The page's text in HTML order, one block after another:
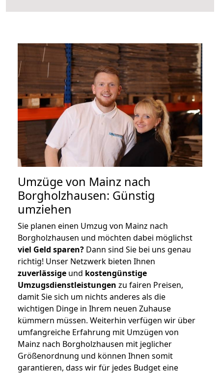
Umzüge von Mainz nach
Borgholzhausen: Günstig
umziehen
Sie planen einen Umzug von Mainz nach
Borgholzhausen und möchten dabei möglichst
viel Geld sparen? Dann sind Sie bei uns genau
richtig! Unser Netzwerk bieten Ihnen
zuverlässige und kostengünstige
Umzugsdienstleistungen zu fairen Preisen,
damit Sie sich um nichts anderes als die
wichtigen Dinge in Ihrem neuen Zuhause
kümmern müssen. Weiterhin verfügen wir über
umfangreiche Erfahrung mit Umzügen von
Mainz nach Borgholzhausen mit jeglicher
Größenordnung und können Ihnen somit
garantieren, dass wir für jedes Budget eine